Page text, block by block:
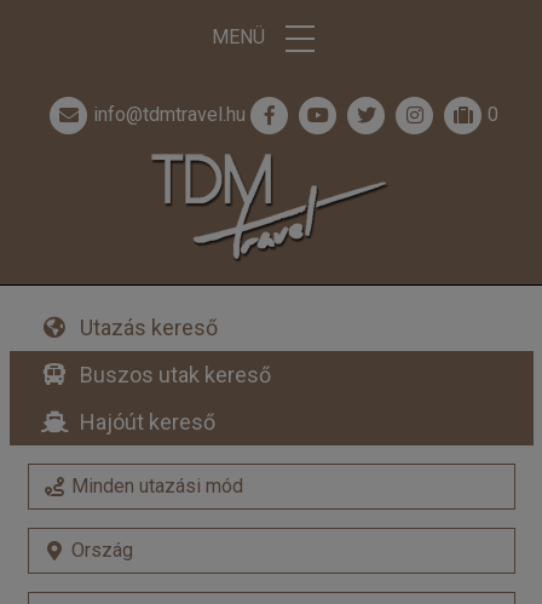
MENÜ
info@tdmtravel.hu 0
Utazás kereső
Buszos utak kereső
Hajóút kereső